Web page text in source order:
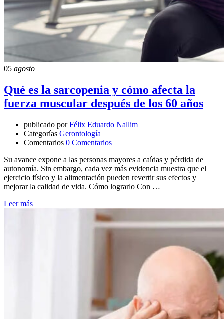
05 agosto
Qué es la sarcopenia y cómo afecta la
fuerza muscular después de los 60 años
publicado por Félix Eduardo Nallim
Categorías Gerontología
Comentarios 0 Comentarios
Su avance expone a las personas mayores a caídas y pérdida de
autonomía. Sin embargo, cada vez más evidencia muestra que el
ejercicio físico y la alimentación pueden revertir sus efectos y
mejorar la calidad de vida. Cómo lograrlo Con …
Leer más